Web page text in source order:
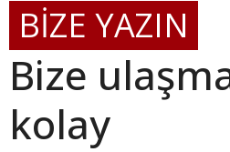
BİZE YAZIN
Bize
kolay